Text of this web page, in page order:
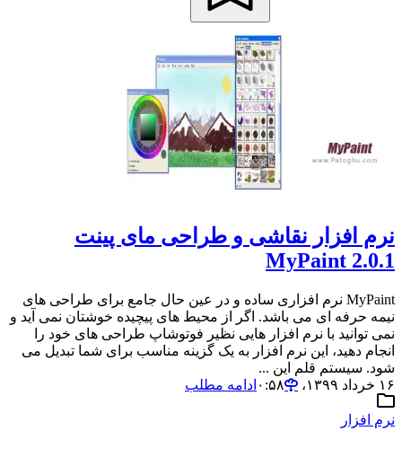
نرم افزار نقاشی و طراحی مای پینت
MyPaint 2.0.1
MyPaint نرم افزاری ساده و در عین حال جامع برای طراحی های
نیمه حرفه ای می باشد. اگر از محیط های پیچیده خوشتان نمی آید و
نمی توانید با نرم افزار هایی نظیر فوتوشاپ طراحی های خود را
انجام دهید، این نرم افزار به یک گزینه مناسب برای شما تبدیل می
شود. سیستم قلم این ...
۱۶ خرداد ۱۳۹۹،‏ ۰:۵۸
ادامه مطلب
نرم افزار